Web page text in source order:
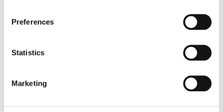
Preferences
Statistics
Marketing